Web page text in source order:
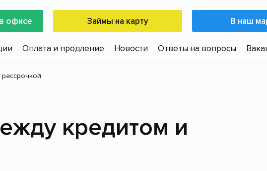
офисе Займы на карту В наш
Оплата и продление Новости Ответы на вопросы
кредитом и